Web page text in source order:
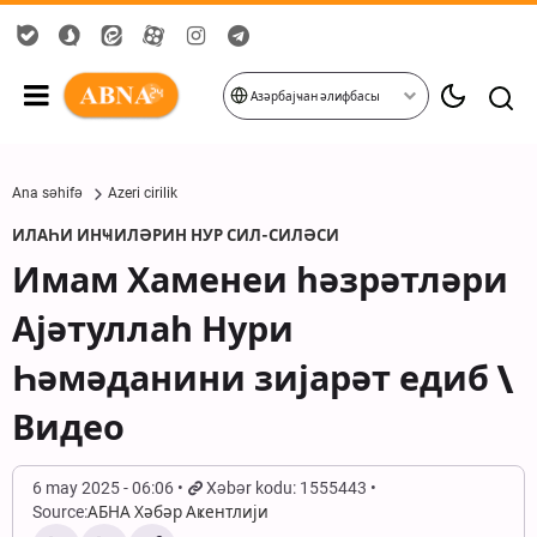
Азәрбајҹан әлифбасы
Ana səhifə Azeri cirilik
ИЛАҺИ ИНҸИЛӘРИН НУР СИЛ-СИЛӘСИ
Имам Хаменеи һәзрәтләри
Ајәтуллаһ Нури
Һәмәданини зијарәт едиб \
Видео
6 may 2025 - 06:06
Xəbər kodu: 1555443
Source:АБНА Хәбәр Аҝентлији